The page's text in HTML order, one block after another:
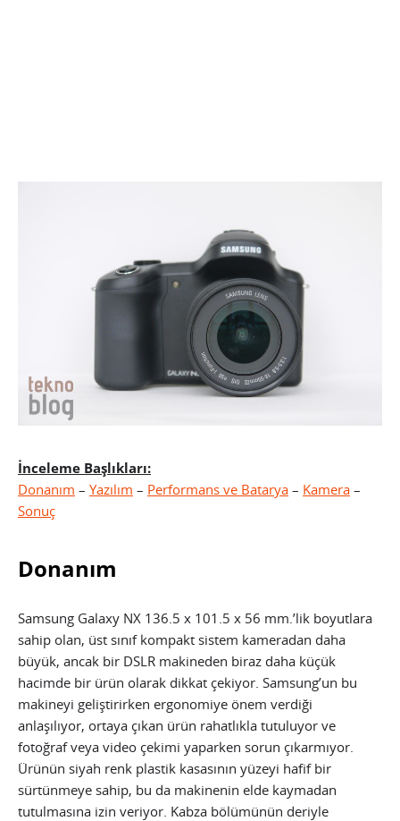
İnceleme Başlıkları:
Donanım – Yazılım – Performans ve Batarya – Kamera –
Sonuç
Donanım
Samsung Galaxy NX 136.5 x 101.5 x 56 mm.’lik boyutlara
sahip olan, üst sınıf kompakt sistem kameradan daha
büyük, ancak bir DSLR makineden biraz daha küçük
hacimde bir ürün olarak dikkat çekiyor. Samsung’un bu
makineyi geliştirirken ergonomiye önem verdiği
anlaşılıyor, ortaya çıkan ürün rahatlıkla tutuluyor ve
fotoğraf veya video çekimi yaparken sorun çıkarmıyor.
Ürünün siyah renk plastik kasasının yüzeyi hafif bir
sürtünmeye sahip, bu da makinenin elde kaymadan
tutulmasına izin veriyor. Kabza bölümünün deriyle